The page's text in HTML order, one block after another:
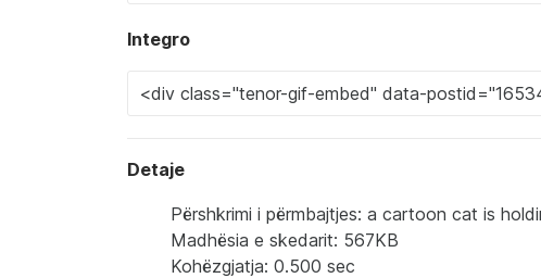
Integro
Detaje
Përshkrimi i përmbajtjes: a cartoon cat is
Madhësia e skedarit: 567KB
Kohëzgjatja: 0.500 sec